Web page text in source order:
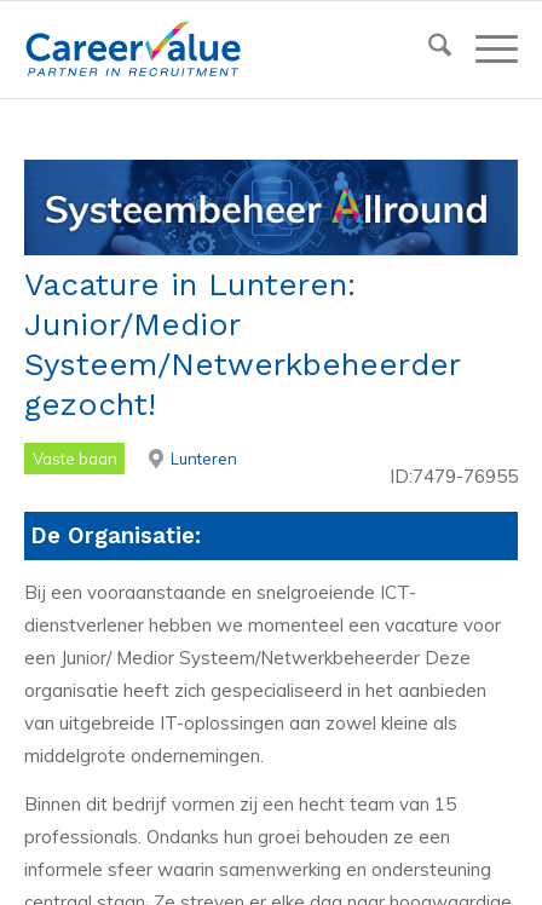
Vacature in Lunteren:
Junior/Medior
Systeem/Netwerkbeheerder
gezocht!
Vaste baan Lunteren
ID:7479-76955
De Organisatie:
Bij een vooraanstaande en snelgroeiende ICT-
dienstverlener hebben we momenteel een vacature voor
een Junior/ Medior Systeem/Netwerkbeheerder Deze
organisatie heeft zich gespecialiseerd in het aanbieden
van uitgebreide IT-oplossingen aan zowel kleine als
middelgrote ondernemingen.
Binnen dit bedrijf vormen zij een hecht team van 15
professionals. Ondanks hun groei behouden ze een
informele sfeer waarin samenwerking en ondersteuning